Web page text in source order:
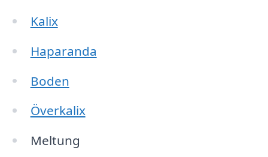
Kalix
Haparanda
Boden
Överkalix
Meltung